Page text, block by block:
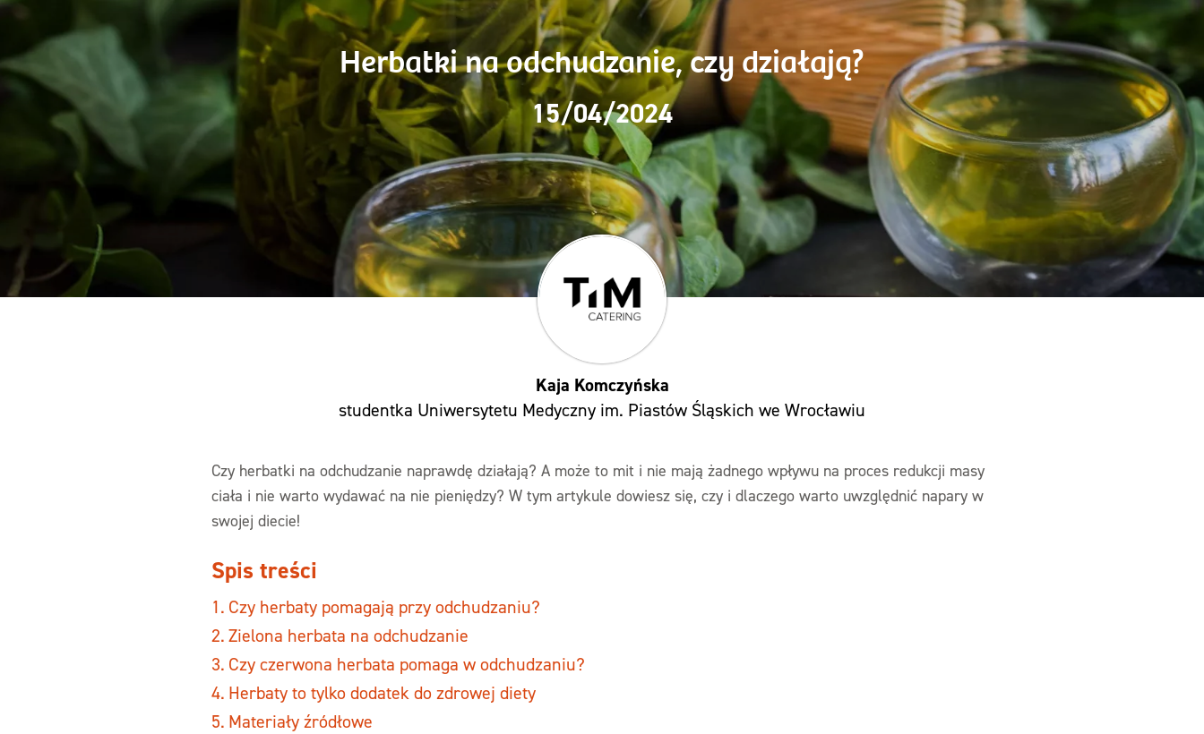
Herbatki na odchudzanie, czy działają?
15/04/2024
Kaja Komczyńska
studentka Uniwersytetu Medyczny im. Piastów Śląskich we Wrocławiu
Czy herbatki na odchudzanie naprawdę działają? A może to mit i nie mają żadnego wpływu na proces redukcji masy
ciała i nie warto wydawać na nie pieniędzy? W tym artykule dowiesz się, czy i dlaczego warto uwzględnić napary w
swojej diecie!
Spis treści
Czy herbaty pomagają przy odchudzaniu?
Zielona herbata na odchudzanie
Czy czerwona herbata pomaga w odchudzaniu?
Herbaty to tylko dodatek do zdrowej diety
Materiały źródłowe